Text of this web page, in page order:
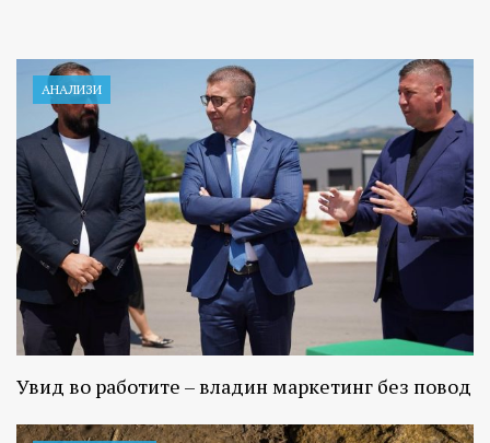
АНАЛИЗИ
Увид во работите – владин маркетинг без повод